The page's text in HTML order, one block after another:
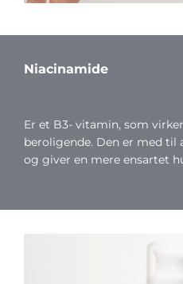
Niacinamide
Er et B3- vitamin, som
beroligende. Den er med til
og giver en mere ensartet